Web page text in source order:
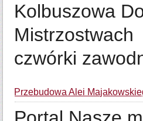
Kolbuszowa
Mistrzostwach
czwórki
Przebudowa Alei